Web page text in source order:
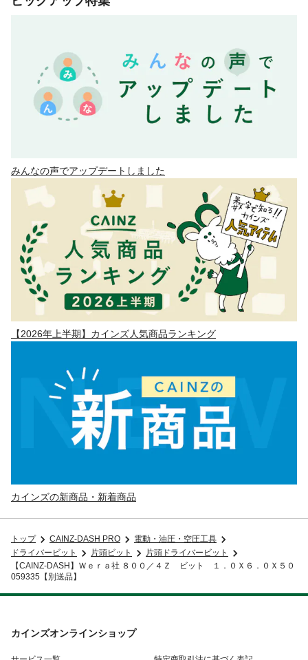
みんなの声でアップデートしました
【2026年上半期】カインズ人気商品ランキング
カインズの新商品・新着商品
トップ CAINZ-DASH PRO
電動・油圧・空圧工具
ドライバービット
片頭ビット
片頭ドライバービット
【CAINZ-DASH】Ｗｅｒａ社 ８００／４Ｚ ビット １．０Ｘ６．０Ｘ５０
059335【別送品】
カインズオンラインショップ